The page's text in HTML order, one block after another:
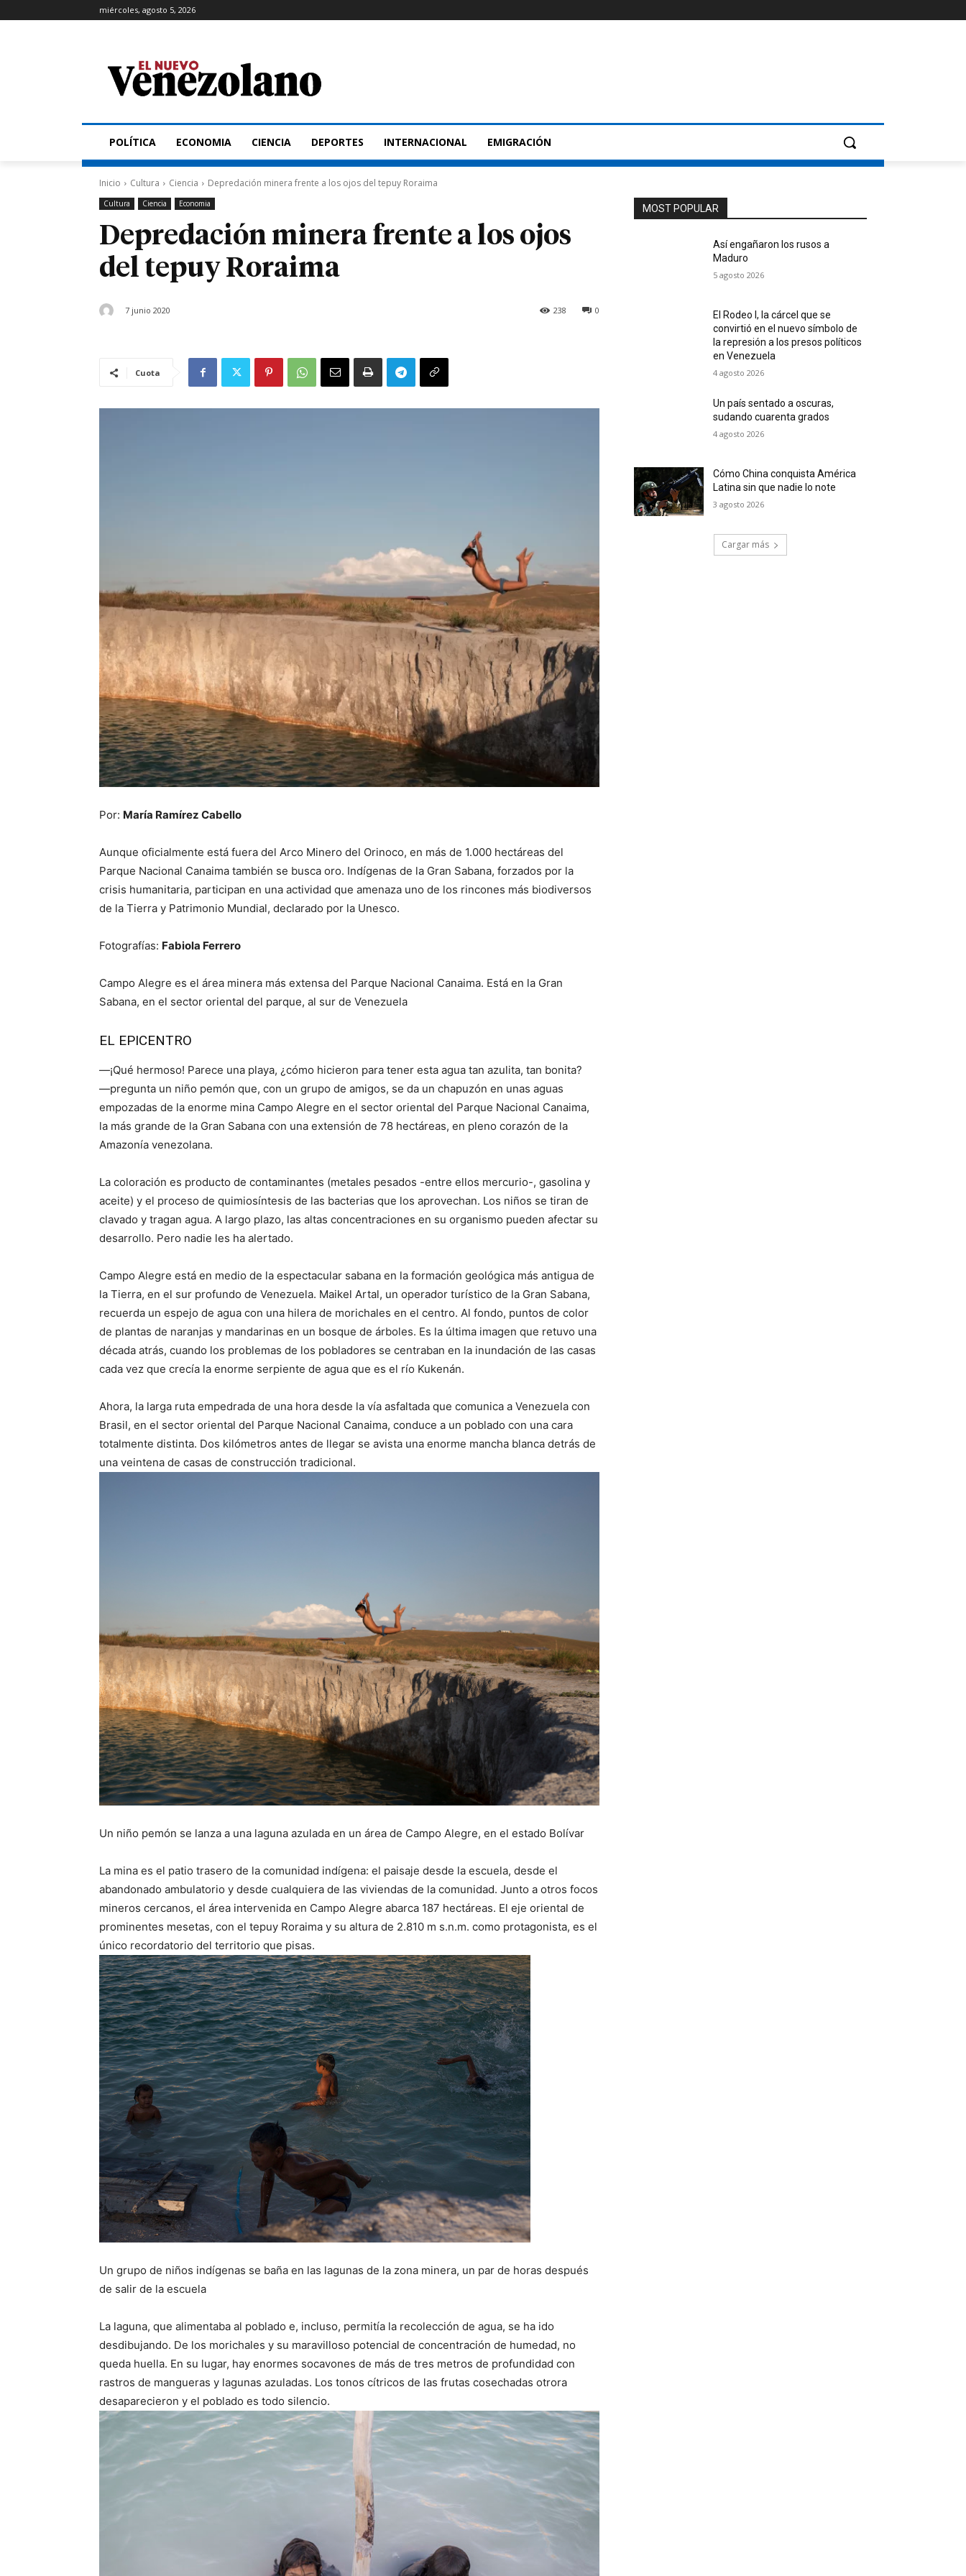
miércoles, agosto 5, 2026
POLÍTICA ECONOMIA CIENCIA DEPORTES INTERNACIONAL EMIGRACIÓN
Inicio Cultura Ciencia Depredación minera frente a los ojos del tepuy Roraima
Cultura Ciencia Economia
Depredación minera frente a los ojos
del tepuy Roraima
7 junio 2020 0
238
Cuota
Por: María Ramírez Cabello
Aunque oficialmente está fuera del Arco Minero del Orinoco, en más de 1.000 hectáreas del
Parque Nacional Canaima también se busca oro. Indígenas de la Gran Sabana, forzados por la
crisis humanitaria, participan en una actividad que amenaza uno de los rincones más biodiversos
de la Tierra y Patrimonio Mundial, declarado por la Unesco.
Fotografías: Fabiola Ferrero
Campo Alegre es el área minera más extensa del Parque Nacional Canaima. Está en la Gran
Sabana, en el sector oriental del parque, al sur de Venezuela
EL EPICENTRO
―¡Qué hermoso! Parece una playa, ¿cómo hicieron para tener esta agua tan azulita, tan bonita?
―pregunta un niño pemón que, con un grupo de amigos, se da un chapuzón en unas aguas
empozadas de la enorme mina Campo Alegre en el sector oriental del Parque Nacional Canaima,
la más grande de la Gran Sabana con una extensión de 78 hectáreas, en pleno corazón de la
Amazonía venezolana.
La coloración es producto de contaminantes (metales pesados -entre ellos mercurio-, gasolina y
aceite) y el proceso de quimiosíntesis de las bacterias que los aprovechan. Los niños se tiran de
clavado y tragan agua. A largo plazo, las altas concentraciones en su organismo pueden afectar su
desarrollo. Pero nadie les ha alertado.
Campo Alegre está en medio de la espectacular sabana en la formación geológica más antigua de
la Tierra, en el sur profundo de Venezuela. Maikel Artal, un operador turístico de la Gran Sabana,
recuerda un espejo de agua con una hilera de morichales en el centro. Al fondo, puntos de color
de plantas de naranjas y mandarinas en un bosque de árboles. Es la última imagen que retuvo una
década atrás, cuando los problemas de los pobladores se centraban en la inundación de las casas
cada vez que crecía la enorme serpiente de agua que es el río Kukenán.
Ahora, la larga ruta empedrada de una hora desde la vía asfaltada que comunica a Venezuela con
Brasil, en el sector oriental del Parque Nacional Canaima, conduce a un poblado con una cara
totalmente distinta. Dos kilómetros antes de llegar se avista una enorme mancha blanca detrás de
una veintena de casas de construcción tradicional.
Un niño pemón se lanza a una laguna azulada en un área de Campo Alegre, en el estado Bolívar
La mina es el patio trasero de la comunidad indígena: el paisaje desde la escuela, desde el
abandonado ambulatorio y desde cualquiera de las viviendas de la comunidad. Junto a otros focos
mineros cercanos, el área intervenida en Campo Alegre abarca 187 hectáreas. El eje oriental de
prominentes mesetas, con el tepuy Roraima y su altura de 2.810 m s.n.m. como protagonista, es el
único recordatorio del territorio que pisas.
Un grupo de niños indígenas se baña en las lagunas de la zona minera, un par de horas después
de salir de la escuela
La laguna, que alimentaba al poblado e, incluso, permitía la recolección de agua, se ha ido
desdibujando. De los morichales y su maravilloso potencial de concentración de humedad, no
queda huella. En su lugar, hay enormes socavones de más de tres metros de profundidad con
rastros de mangueras y lagunas azuladas. Los tonos cítricos de las frutas cosechadas otrora
desaparecieron y el poblado es todo silencio.
MOST POPULAR
Así engañaron los rusos a
Maduro
5 agosto 2026
El Rodeo I, la cárcel que se
convirtió en el nuevo símbolo de
la represión a los presos políticos
en Venezuela
4 agosto 2026
Un país sentado a oscuras,
sudando cuarenta grados
4 agosto 2026
Cómo China conquista América
Latina sin que nadie lo note
3 agosto 2026
Cargar más